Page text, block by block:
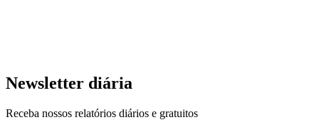
Newsletter diária
Receba nossos relatórios diários e gratuitos